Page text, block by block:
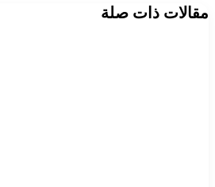
مقالات ذات صلة